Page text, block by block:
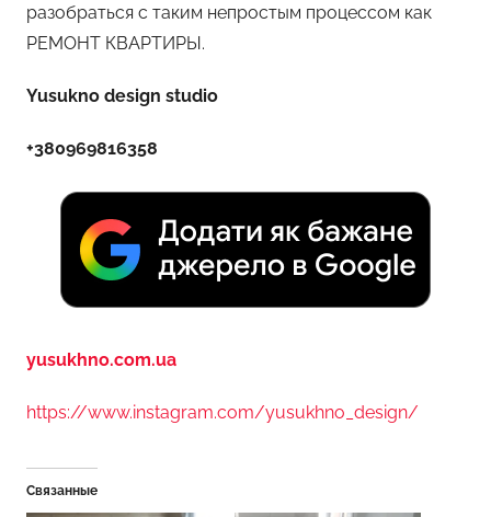
разобраться с таким непростым процессом как
РЕМОНТ КВАРТИРЫ.
Yusukno design studio
+380969816358
yusukhno.com.ua
https://www.instagram.com/yusukhno_design/
Связанные